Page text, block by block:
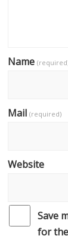
Name
Mail(required)
Website
Save
for